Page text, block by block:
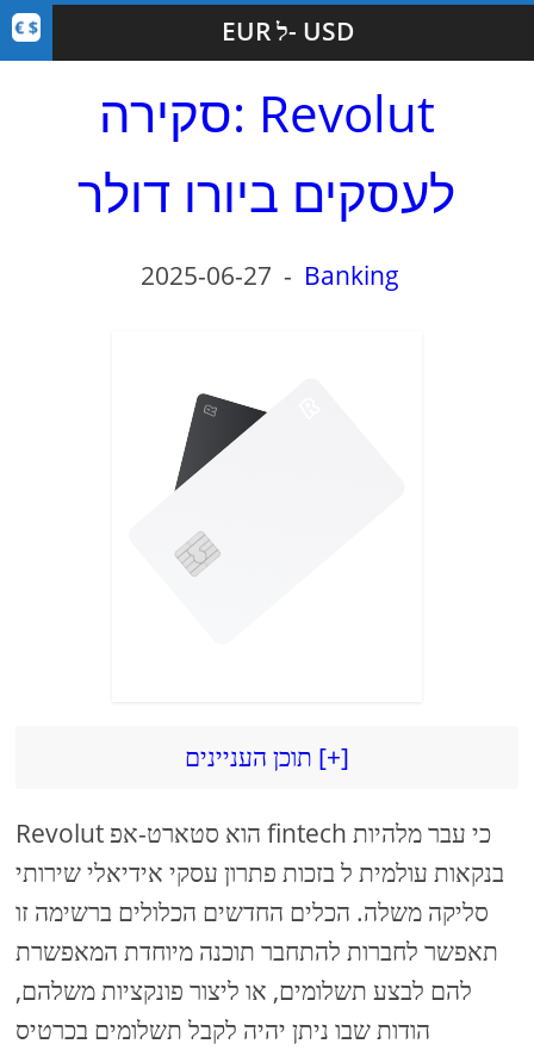
EUR ל- USD
סקירה: Revolut
לעסקים ביורו דולר
2025-06-27 - Banking
תוכן העניינים [+]
Revolut הוא סטארט-אפ fintech כי עבר מלהיות
בנקאות עולמית ל בזכות פתרון עסקי אידיאלי שירותי
סליקה משלה. הכלים החדשים הכלולים ברשימה זו
תאפשר לחברות להתחבר תוכנה מיוחדת המאפשרת
להם לבצע תשלומים, או ליצור פונקציות משלהם,
הודות שבו ניתן יהיה לקבל תשלומים בכרטיס